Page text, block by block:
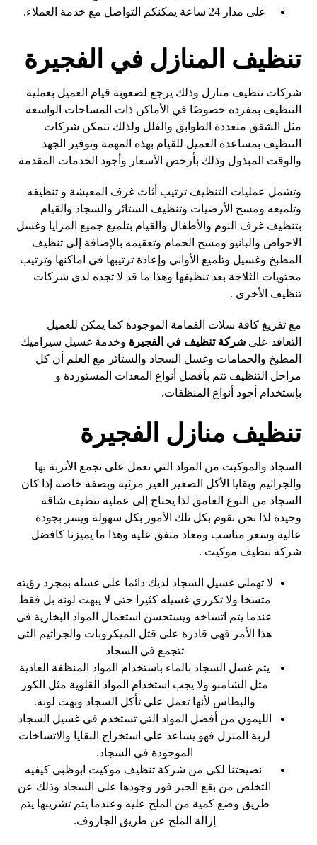
على مدار 24 ساعة يمكنكم التواصل مع خدمة العملاء.
تنظيف المنازل في الفجيرة
شركات تنظيف منازل وذلك يرجع لصعوبة قيام العميل بعملية
التنظيف بمفرده خصوصًا في الأماكن ذات المساحات الواسعة
مثل الشقق متعددة الطوابق والفلل ولذلك تتمكن شركات
التنظيف بمساعدة العميل للقيام بهذه المهمة وتوفير الجهد
والوقت المبذول وذلك بأرخص الأسعار وأجود الخدمات المقدمة
وتشمل عمليات التنظيف ترتيب أثاث غرف المعيشة و تنظيفه
وتلميعه ومسح الأرضيات وتنظيف الستائر والسجاد والقيام
بتنظيف غرف النوم والأطفال والقيام بتلميع جميع المرايا وغسل
الاحواض والبانيو ومسح الحمام وتعقيمه بالإضافة إلى تنظيف
المطبخ وغسيل وتلميع الأواني وإعادة ترتيبها في اماكنها وترتيب
محتويات الثلاجة بعد تنظيفها وهذا ما قد لا تجده لدى شركات
تنظيف الأخرى .
مع تفريغ كافة سلات القمامة الموجودة كما يمكن للعميل
التعاقد علىشركة تنظيف في الفجيرة وخدمة غسيل سيراميك
المطبخ والحمامات وغسل السجاد والستائر مع العلم أن كل
مراحل التنظيف تتم بأفضل أنواع المعدات المستوردة و
بإستخدام أجود أنواع المنظفات.
تنظيف منازل الفجيرة
السجاد والموكيت من المواد التي تعمل على تجمع الأتربة بها
والجراثيم وبقايا الأكل الصغير الغير مرئية وبصفة خاصة إذا كان
السجاد من النوع الغامق لذا يحتاج إلى عملية تنظيف شاقة
وجيدة لذا نحن نقوم بكل تلك الأمور بكل سهولة ويسر بجودة
عالية وسعر مناسب ومعاد متفق عليه وهذا ما يميزنا كافضل
شركة تنظيف موكيت .
لا تهملي غسيل السجاد لديك دائما على غسله بمجرد رؤيته
متسخا ولا تكرري غسيله كثيرا حتى لا يبهت لونه بل فقط
عندما يتم اتساخه ويستحسن استعمال المواد البخارية في
هذا الأمر فهي قادرة على قتل الميكروبات والجراثيم التي
تتجمع في السجاد
يتم غسل السجاد بالماء باستخدام المواد المنظفة العادية
مثل الشامبو ولا يجب استخدام المواد القلوية مثل الكور
والبطاس لأنها تعمل على تأكل السجاد وبهت لونه.
الليمون من أفضل المواد التي تستخدم في غسيل السجاد
لربة المنزل فهو يساعد على استخراج البقايا والاتساخات
الموجودة في السجاد.
نصيحتنا لكي من شركة تنظيف موكيت ابوظبي كيفيه
التخلص من بقع الحبر فور وجودها على السجاد وذلك عن
طريق وضع كمية من الملح عليه وعندما يتم تشريبها يتم
إزالة الملح عن طريق الجاروف.